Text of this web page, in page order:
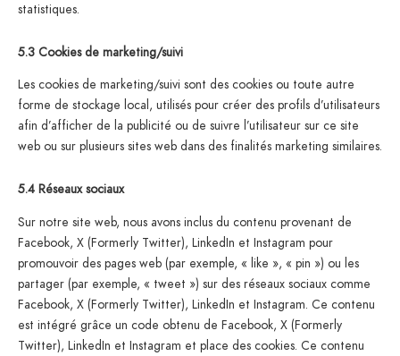
statistiques.
5.3 Cookies de marketing/suivi
Les cookies de marketing/suivi sont des cookies ou toute autre
forme de stockage local, utilisés pour créer des profils d’utilisateurs
afin d’afficher de la publicité ou de suivre l’utilisateur sur ce site
web ou sur plusieurs sites web dans des finalités marketing similaires.
5.4 Réseaux sociaux
Sur notre site web, nous avons inclus du contenu provenant de
Facebook, X (Formerly Twitter), LinkedIn et Instagram pour
promouvoir des pages web (par exemple, « like », « pin ») ou les
partager (par exemple, « tweet ») sur des réseaux sociaux comme
Facebook, X (Formerly Twitter), LinkedIn et Instagram. Ce contenu
est intégré grâce un code obtenu de Facebook, X (Formerly
Twitter), LinkedIn et Instagram et place des cookies. Ce contenu